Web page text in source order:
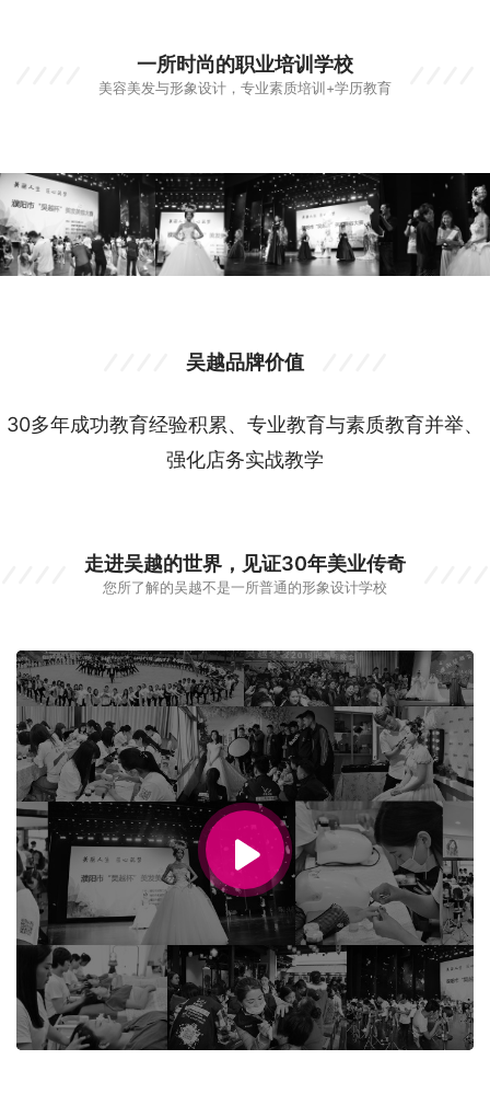
一所时尚的职业培训学校
美容美发与形象设计，专业素质培训+学历教育
吴越品牌价值
30多年成功教育经验积累、专业教育与素质教育并举、
强化店务实战教学
走进吴越的世界，见证30年美业传奇
您所了解的吴越不是一所普通的形象设计学校
00:00 / 00:34